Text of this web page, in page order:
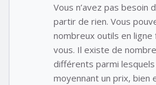
Vous n’avez pas besoin
partir de rien. Vous
nombreux outils en
vous. Il existe de
différents parmi
moyennant un prix, bien